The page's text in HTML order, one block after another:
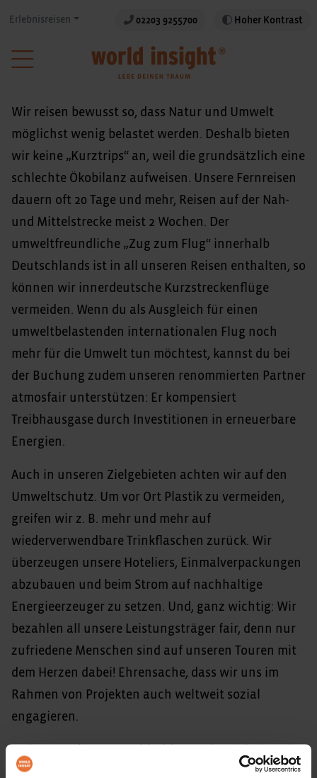
Erlebnisreisen 02203 9255700 Hoher Kontrast
Wir reisen bewusst so, dass Natur und Umwelt
möglichst wenig belastet werden. Deshalb bieten
wir keine „Kurztrips“ an, weil die grundsätzlich eine
schlechte Ökobilanz aufweisen. Unsere Fernreisen
dauern oft 20 Tage und mehr, Reisen auf der Nah-
und Mittelstrecke meist 2 Wochen. Der
umweltfreundliche „Zug zum Flug“ innerhalb
Deutschlands ist in all unseren Reisen enthalten, so
können wir innerdeutsche Kurzstreckenflüge
vermeiden. Wenn du als Ausgleich für einen
umweltbelastenden internationalen Flug noch
mehr für die Umwelt tun möchtest, kannst du bei
der Buchung zudem unseren renommierten Partner
atmosfair unterstützen: Er kompensiert
Treibhausgase durch Investitionen in erneuerbare
Energien.
Auch in unseren Zielgebieten achten wir auf den
Umweltschutz. Um vor Ort Plastik zu vermeiden,
greifen wir z. B. mehr und mehr auf
wiederverwendbare Trinkflaschen zurück. Wir
überzeugen unsere Hoteliers, Einmalverpackungen
abzubauen und beim Strom auf nachhaltige
Energieerzeuger zu setzen. Und, ganz wichtig: Wir
bezahlen all unsere Leistungsträger fair, denn nur
zufriedene Menschen sind auf unseren Touren mit
dem Herzen dabei! Ehrensache, dass wir uns im
Rahmen von Projekten auch weltweit sozial
engagieren.
auf unserer Website